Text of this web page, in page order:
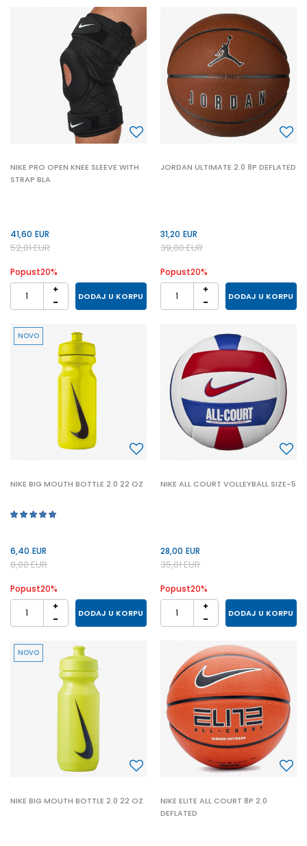
NIKE PRO OPEN KNEE SLEEVE WITH
STRAP BLA
41,60 EUR
52,01EUR
Popust20%
DODAJ U KORPU
JORDAN ULTIMATE 2.0 8P DEFLATED
31,20 EUR
39,00EUR
Popust20%
DODAJ U KORPU
NOVO
NIKE BIG MOUTH BOTTLE 2.0 22 OZ
6,40 EUR
8,00EUR
Popust20%
DODAJ U KORPU
NIKE ALL COURT VOLLEYBALL SIZE-5
28,00 EUR
35,01EUR
Popust20%
DODAJ U KORPU
NOVO
NIKE BIG MOUTH BOTTLE 2.0 22 OZ
NIKE ELITE ALL COURT 8P 2.0
DEFLATED